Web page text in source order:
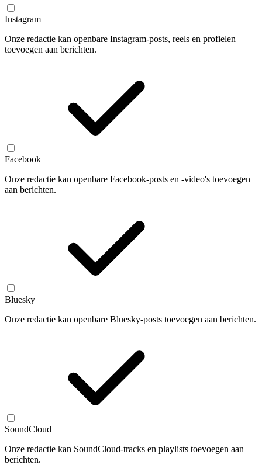
Instagram
Onze redactie kan openbare Instagram-posts, reels en profielen
toevoegen aan berichten.
Facebook
Onze redactie kan openbare Facebook-posts en -video's toevoegen
aan berichten.
Bluesky
Onze redactie kan openbare Bluesky-posts toevoegen aan berichten.
SoundCloud
Onze redactie kan SoundCloud-tracks en playlists toevoegen aan
berichten.